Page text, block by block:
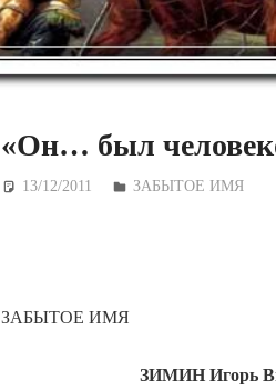
«Он… был
13/12/2011 Дежурный по
ЗАБЫТОЕ ИМЯ
ЗАБЫТОЕ ИМЯ
ЗИМИН Игорь